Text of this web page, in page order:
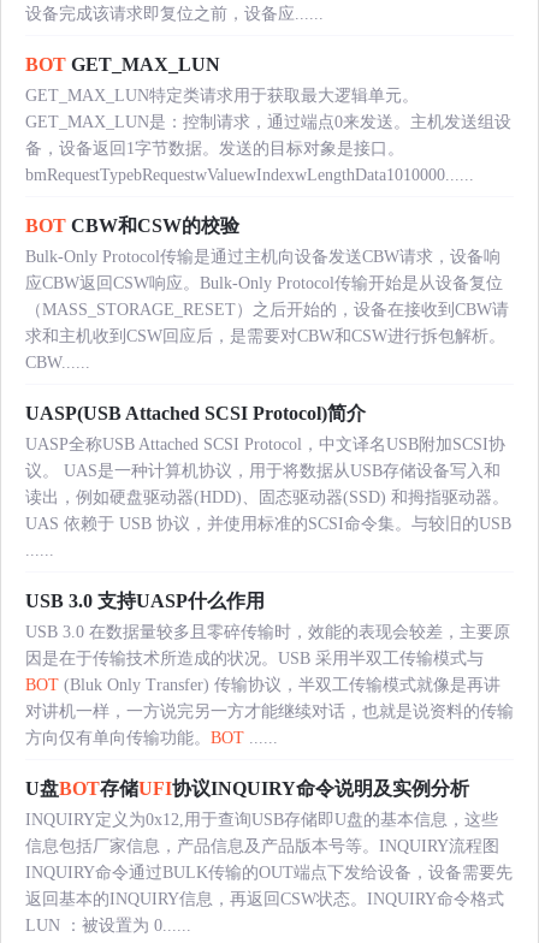
设备完成该请求即复位之前，设备应......
BOT GET_MAX_LUN
GET_MAX_LUN特定类请求用于获取最大逻辑单元。
GET_MAX_LUN是：控制请求，通过端点0来发送。主机发送组设
备，设备返回1字节数据。发送的目标对象是接口。
bmRequestTypebRequestwValuewIndexwLengthData1010000......
BOT CBW和CSW的校验
Bulk-Only Protocol传输是通过主机向设备发送CBW请求，设备响
应CBW返回CSW响应。Bulk-Only Protocol传输开始是从设备复位
（MASS_STORAGE_RESET）之后开始的，设备在接收到CBW请
求和主机收到CSW回应后，是需要对CBW和CSW进行拆包解析。
CBW......
UASP(USB Attached SCSI Protocol)简介
UASP全称USB Attached SCSI Protocol，中文译名USB附加SCSI协
议。 UAS是一种计算机协议，用于将数据从USB存储设备写入和
读出，例如硬盘驱动器(HDD)、固态驱动器(SSD) 和拇指驱动器。
UAS 依赖于 USB 协议，并使用标准的SCSI命令集。与较旧的USB
USB 3.0 支持UASP什么作用
USB 3.0 在数据量较多且零碎传输时，效能的表现会较差，主要原
因是在于传输技术所造成的状况。USB 采用半双工传输模式与
BOT (Bluk Only Transfer) 传输协议，半双工传输模式就像是再讲
对讲机一样，一方说完另一方才能继续对话，也就是说资料的传输
方向仅有单向传输功能。 BOT
U盘BOT存储UFI协议INQUIRY命令说明及实例分析
INQUIRY定义为0x12,用于查询USB存储即U盘的基本信息，这些
信息包括厂家信息，产品信息及产品版本号等。INQUIRY流程图
INQUIRY命令通过BULK传输的OUT端点下发给设备，设备需要先
返回基本的INQUIRY信息，再返回CSW状态。INQUIRY命令格式
LUN ：被设置为 0......